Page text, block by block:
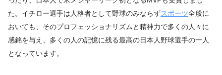
た。イチロー選手は人格者として野球のみならずスポーツ全般に
おいても、そのプロフェッショナリズムと精神力で多くの人々に
感銘を与え、多くの人の記憶に残る最高の日本人野球選手の一人
となっています。